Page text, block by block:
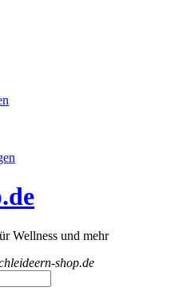
Wellness und mehr
shop.de